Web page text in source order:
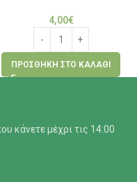
4,00€
ΠΡΟΣΘΉΚΗ ΣΤΟ ΚΑΛΆΘΙ
κάνετε μέχρι τις 14:00